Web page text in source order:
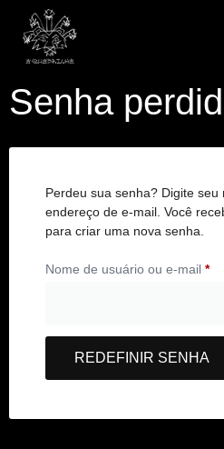
Senha
Perdeu sua senha? Digite seu
endereço de e-mail. Você
para criar uma nova senha.
Nome de usuário ou e-mail *
REDEFINIR SENHA